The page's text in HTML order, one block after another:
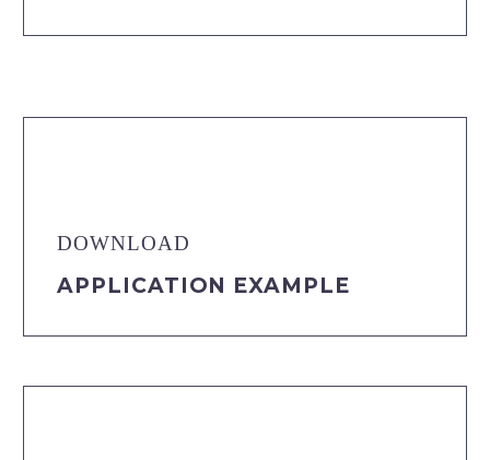
DOWNLOAD
APPLICATION EXAMPLE